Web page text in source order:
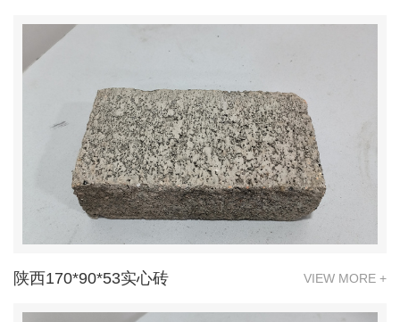
陕西170*90*53实心砖 VIEW MORE +